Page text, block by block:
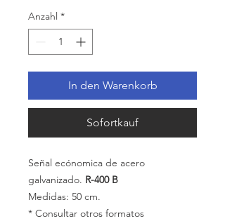
Anzahl *
In den Warenkorb
Sofortkauf
Señal ecónomica de acero
galvanizado. R-400 B
Medidas: 50 cm.
* Consultar otros formatos